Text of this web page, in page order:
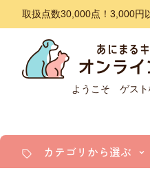
取扱点数30,000点！3,000円
ようこそ ゲスト
カテゴリから選ぶ